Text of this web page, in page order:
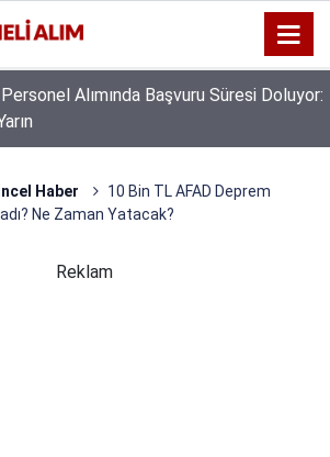
Alımında Başvuru Süresi Doluyor:
Haber
10 Bin TL AFAD Deprem
Ne Zaman Yatacak?
Reklam